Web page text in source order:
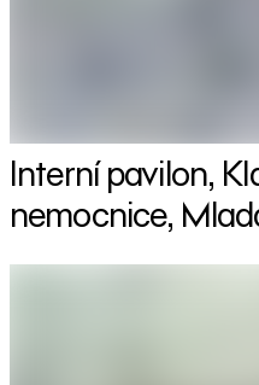
Interní pavilon,
nemocnice,